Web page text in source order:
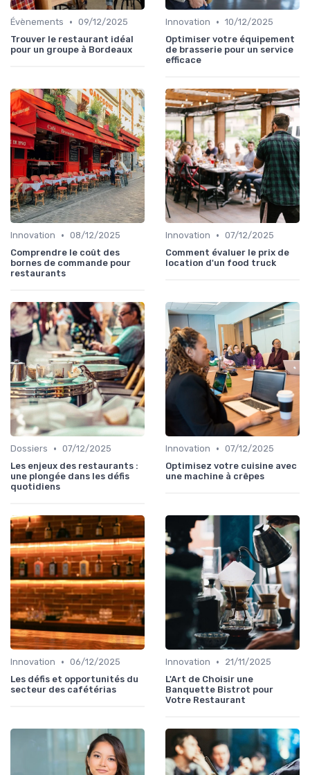
Évènements • 09/12/2025
Trouver le restaurant idéal
pour un groupe à Bordeaux
Innovation • 10/12/2025
Optimiser votre équipement
de brasserie pour un service
efficace
Innovation • 08/12/2025
Comprendre le coût des
bornes de commande pour
restaurants
Innovation • 07/12/2025
Comment évaluer le prix de
location d'un food truck
Dossiers • 07/12/2025
Les enjeux des restaurants :
une plongée dans les défis
quotidiens
Innovation • 07/12/2025
Optimisez votre cuisine avec
une machine à crêpes
Innovation • 06/12/2025
Les défis et opportunités du
secteur des cafétérias
Innovation •
21/11/2025
L'Art de Choisir une
Banquette Bistrot pour
Votre Restaurant